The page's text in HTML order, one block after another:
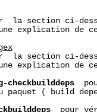
la section ci-
explication de
la section ci-
explication de
checkbuilddeps
paquet ( build
pour